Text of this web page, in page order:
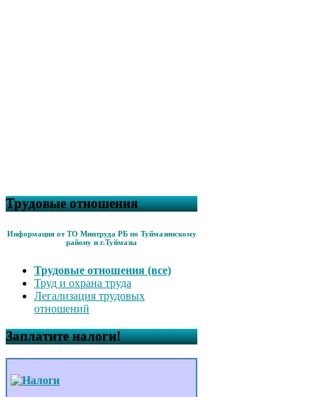
Трудовые отношения
Информация от ТО Минтруда РБ по Туймазинскому
району и г.Туймазы
Трудовые отношения (все)
Труд и охрана труда
Легализация трудовых
отношений
Заплатите налоги!